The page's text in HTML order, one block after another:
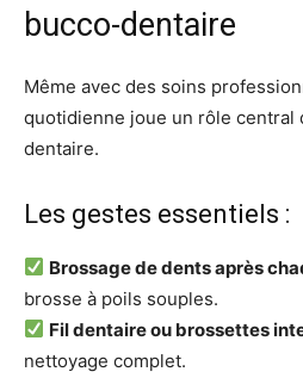
bucco-dentaire
Même avec des soins
quotidienne joue un rôle central
dentaire.
Les gestes essentiels :
Brossage de dents après
brosse à poils souples.
Fil dentaire ou brossettes
nettoyage complet.